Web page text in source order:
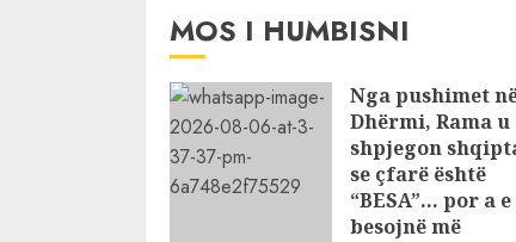
MOS I HUMBISNI
Nga pushimet
Dhërmi, Rama u
shpjegon
se çfarë është
“BESA”… por a e
besojnë më